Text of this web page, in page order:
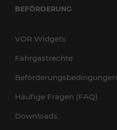
BEFÖRDERUNG
VOR Widgets
Fahrgastrechte
Beförderungsbedingungen
Häufige Fragen (FAQ)
Downloads